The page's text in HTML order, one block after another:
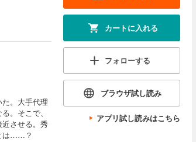
。大手代理
。そこで、
させる。秀
は……？
カートに入れる
フォローする
ブラウザ試し読み
アプリ試し読みはこちら